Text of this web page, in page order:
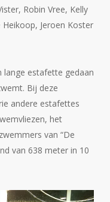
Robin Vree, Kelly
Jeroen Koster
estafette gedaan
Bij deze
andere estafettes
het
van “De
van 638 meter in 10